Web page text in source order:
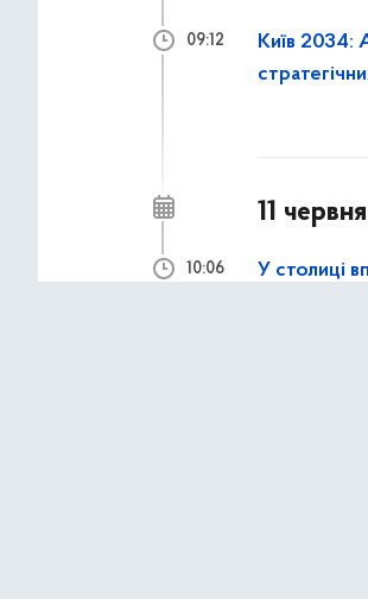
Київ 2034:
09:12
11
У столиці
10:06